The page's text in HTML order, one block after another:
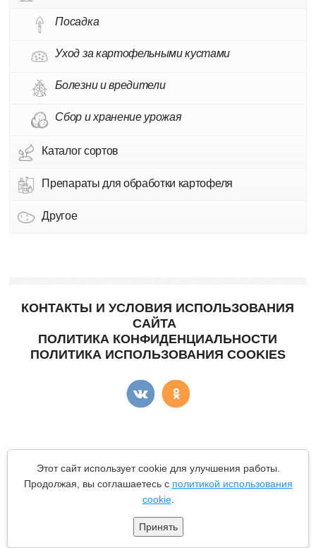
Посадка
Уход за картофельными кустами
Болезни и вредители
Сбор и хранение урожая
Каталог сортов
Препараты для обработки картофеля
Другое
КОНТАКТЫ И УСЛОВИЯ ИСПОЛЬЗОВАНИЯ
САЙТА
ПОЛИТИКА КОНФИДЕНЦИАЛЬНОСТИ
ПОЛИТИКА ИСПОЛЬЗОВАНИЯ COOKIES
Copyright © "КартоФан"- сайт о картошке.
Все материалы данного сайта являются объектами авторского
права (в том числе дизайн). Запрещается копирование,
распространение (в том числе путем копирования на другие
информации и объектов без предварительного согласия
правообладателя.
Этот сайт использует cookie для улучшения работы.
Продолжая, вы соглашаетесь с политикой использования
cookie.
Принять